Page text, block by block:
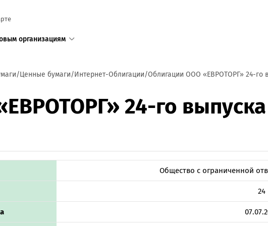
организациям
доступен
Режим
сб—вс
Ценные бумаги Интернет-Облигации Облигации ООО «ЕВРОТОРГ» 24-го
24-го выпуска
Общество с ограниченной
24